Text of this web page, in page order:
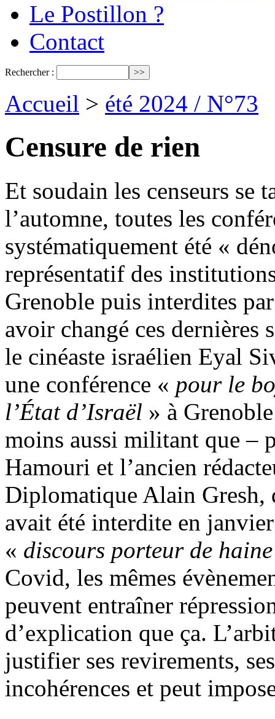
Le Postillon ?
Contact
Rechercher :
Accueil > été 2024 / N°73
Censure de rien
Et soudain les censeurs se
l’automne, toutes les
systématiquement été «
représentatif des
Grenoble puis interdites
avoir changé ces dernières
le cinéaste israélien Eyal
une conférence « pour le
l’État d’Israël » à
moins aussi militant que –
Hamouri et l’ancien
Diplomatique Alain Gresh,
avait été interdite en
« discours porteur de haine
Covid, les mêmes
peuvent entraîner
d’explication que ça.
justifier ses revirements,
incohérences et peut